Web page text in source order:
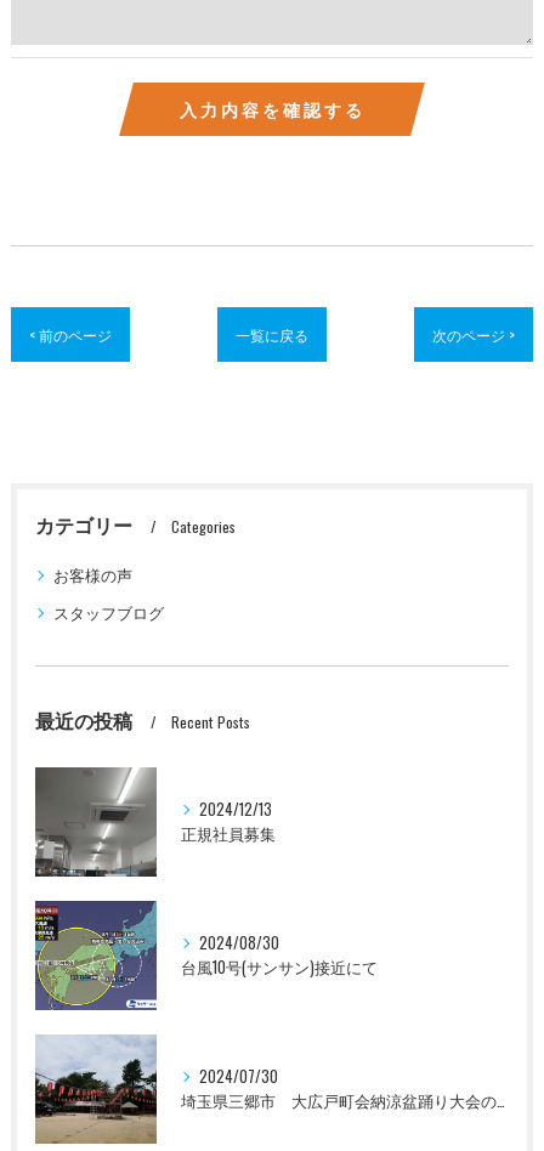
< 前のページ 一覧に戻る 次のページ >
カテゴリー Categories
お客様の声
スタッフブログ
最近の投稿 Recent Posts
2024/12/13
正規社員募集
2024/08/30
台風10号(サンサン)接近にて
2024/07/30
埼玉県三郷市 大広戸町会納涼盆踊り大会のお知らせ 2024